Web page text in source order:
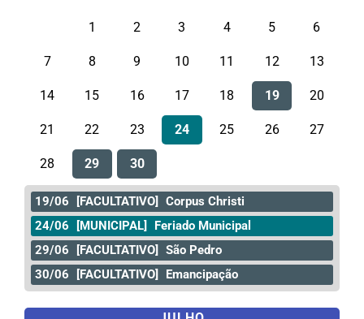
1 2 3 4 5 6
7 8 9 10 11 12 13
14 15 16 17 18 19 20
21 22 23 24 25 26 27
28 29 30
19/06 [FACULTATIVO]
Corpus Christi
24/06
[MUNICIPAL]
Feriado Municipal
29/06
[FACULTATIVO]
São Pedro
30/06
[FACULTATIVO] Emancipação